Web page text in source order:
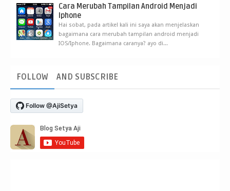
Cara Merubah Tampilan Android Menjadi
Iphone
Hai sobat, pada artikel kali ini saya akan menjelaskan
bagaimana cara merubah tampilan android menjadi
IOS/Iphone. Bagaimana caranya? ayo di...
FOLLOW AND SUBSCRIBE